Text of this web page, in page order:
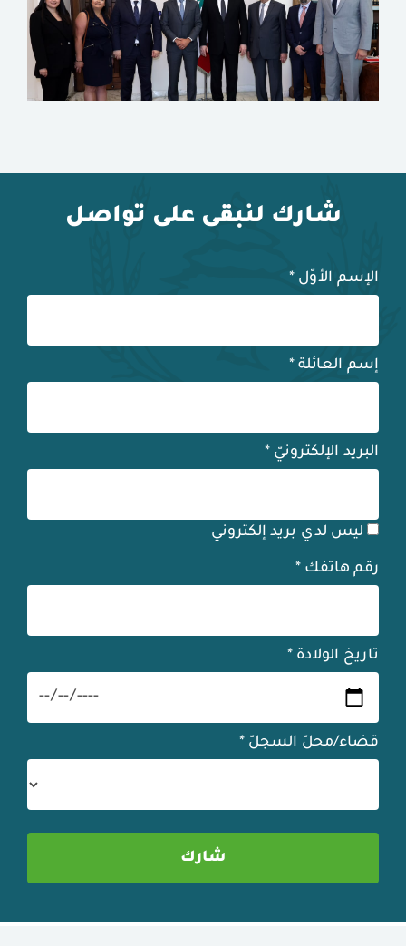
شارك لنبقى على تواصل
الإسم الأوّل *
إسم العائلة *
البريد الإلكترونيّ *
ليس لدي بريد إلكتروني
رقم هاتفك *
تاريخ الولادة *
قضاء/محلّ السجلّ *